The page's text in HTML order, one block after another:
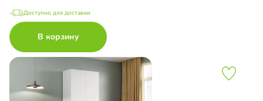
Доступно для доставки
В корзину